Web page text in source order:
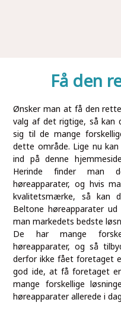
Få den
Ønsker man at få den
valg af det rigtige, så kan
sig til de mange
dette område. Lige nu
ind på denne
Herinde finder man
høreapparater, og hvis
kvalitetsmærke, så
Beltone høreapparater
man markedets bedste
De har mange
høreapparater, og så
derfor ikke fået foretaget
god ide, at få foretaget
mange forskellige
høreapparater allerede i